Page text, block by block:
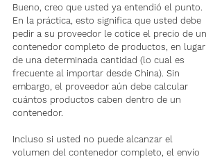
Bueno, creo que usted ya entendió el punto.
En la práctica, esto significa que usted debe
pedir a su proveedor le cotice el precio de un
contenedor completo de productos, en lugar
de una determinada cantidad (lo cual es
frecuente al importar desde China). Sin
embargo, el proveedor aún debe calcular
cuántos productos caben dentro de un
contenedor.
Incluso si usted no puede alcanzar el
volumen del contenedor completo, el envío